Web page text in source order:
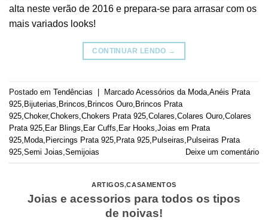
alta neste verão de 2016 e prepara-se para arrasar com os
mais variados looks!
CONTINUAR LENDO →
Postado em Tendências | Marcado Acessórios da Moda Anéis Prata
925 Bijuterias Brincos Brincos Ouro Brincos Prata
925 Choker,Chokers Chokers Prata 925 Colares Colares Ouro Colares
Prata 925 Ear Blings Ear Cuffs Ear Hooks Joias em Prata
925 Moda Piercings Prata 925 Prata 925 Pulseiras Pulseiras Prata
925 Semi Joias Semijoias Deixe um comentário
ARTIGOS,CASAMENTOS
Joias e acessorios para todos os tipos
de noivas!